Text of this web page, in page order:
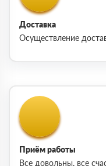
Доставка
Осуществление
Приём работы
Все довольны, все